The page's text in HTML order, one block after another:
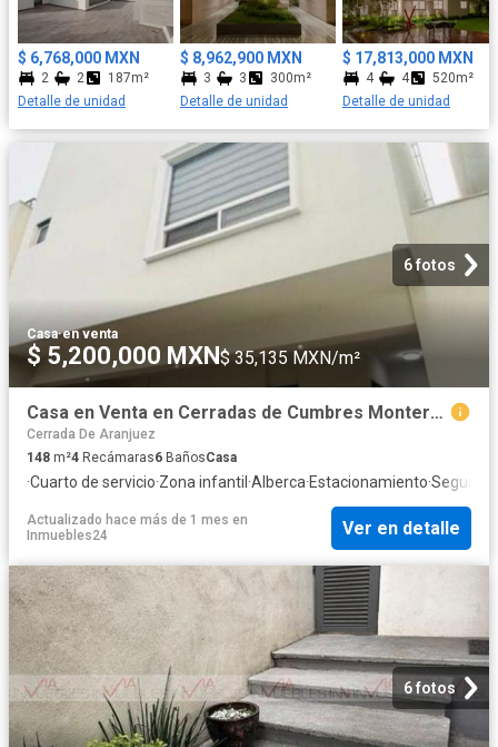
Financiamiento flexible para que puedas adquirir tu hogar sin
preocupaciones. Entrega Inmediata. ¡No pierdas esta
oportunidad de vivir en el lugar de tus sueños!
$ 6,768,000 MXN
2 2
187m²
Detalle de unidad
$ 8,962,900 MXN
3 3
300m²
Detalle de unidad
$ 17,813,000 MXN
4 4
520m²
Detalle de unidad
6 fotos
Casa·en venta
$ 5,200,000 MXN$ 35,135 MXN/m²
Casa en Venta en Cerradas de Cumbres Monterrey NL
Cerrada De Aranjuez
148 m²4 Recámaras6 BañosCasa
·Cuarto de servicio·Zona infantil ·Alberca·Estacionamiento·
Actualizado hace más de 1 mes en
Inmuebles24
Ver en detalle
6 fotos